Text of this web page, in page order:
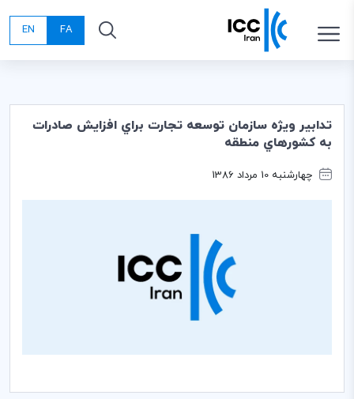
FA
EN
تدابير ويژه سازمان توسعه تجارت براي افزايش صادرات
به كشورهاي منطقه
چهارشنبه 10 مرداد 1386